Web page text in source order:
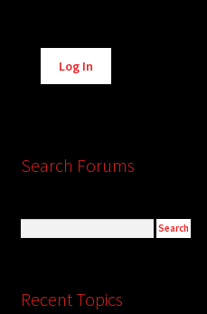
Alternative:
Log In
Search Forums
Recent Topics